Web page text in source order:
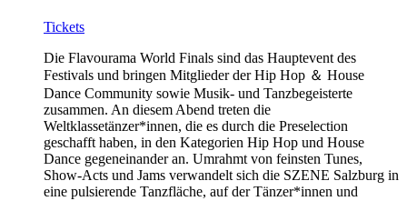
Tickets
Die Flavourama World Finals sind das Hauptevent des
Festivals und bringen Mitglieder der Hip Hop ＆ House
Dance Community sowie Musik- und Tanzbegeisterte
zusammen. An diesem Abend treten die
Weltklassetänzer*innen, die es durch die Preselection
geschafft haben, in den Kategorien Hip Hop und House
Dance gegeneinander an. Umrahmt von feinsten Tunes,
Show-Acts und Jams verwandelt sich die SZENE Salzburg in
eine pulsierende Tanzfläche, auf der Tänzer*innen und